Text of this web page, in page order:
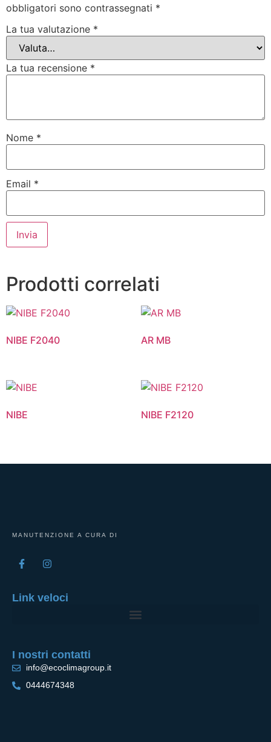
obbligatori sono contrassegnati *
La tua valutazione *
La tua recensione *
Nome *
Email *
Prodotti correlati
NIBE F2040 AR MB
NIBE NIBE F2120
MANUTENZIONE A CURA DI
Link veloci
I nostri contatti
info@ecoclimagroup.it
0444674348